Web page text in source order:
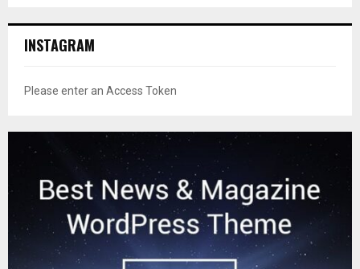
INSTAGRAM
Please enter an Access Token